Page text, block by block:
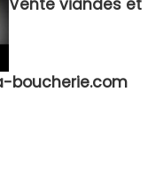
boucherie.com